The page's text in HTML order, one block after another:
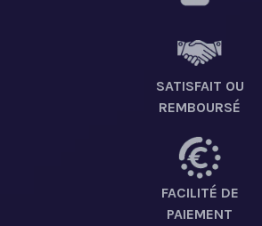
SATISFAIT OU
REMBOURSÉ
FACILITÉ DE
PAIEMENT